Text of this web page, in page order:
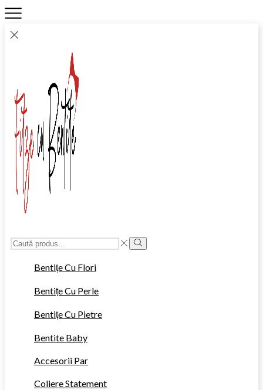
Search
Input
Search
Bentițe Cu Flori
Bentițe Cu Perle
Bentițe Cu Pietre
Bentite Baby
Accesorii Par
Coliere Statement